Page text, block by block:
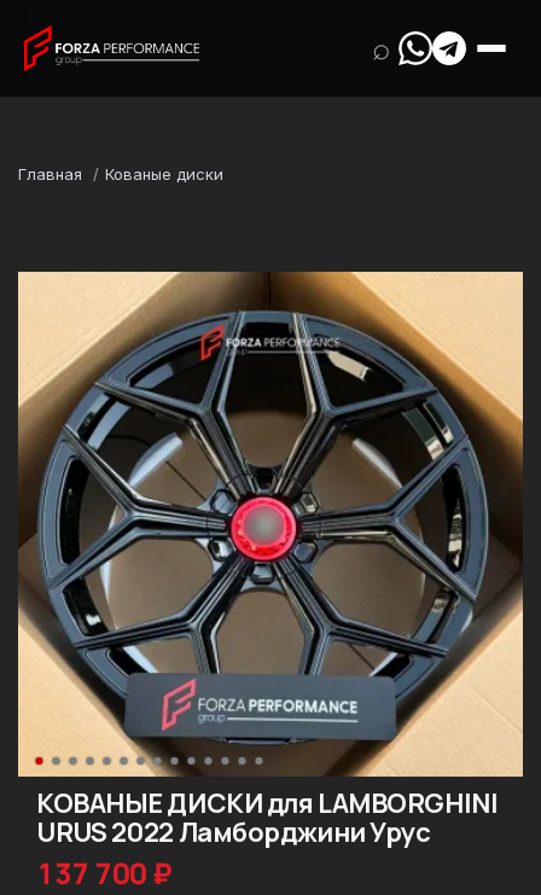
⌕
Главная Кованые диски
КОВАНЫЕ ДИСКИ для LAMBORGHINI
URUS 2022 Ламборджини Урус
137 700 ₽
Марка
Lamborghini